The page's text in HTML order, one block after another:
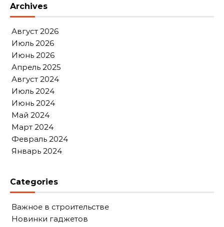
Archives
Август 2026
Июль 2026
Июнь 2026
Апрель 2025
Август 2024
Июль 2024
Июнь 2024
Май 2024
Март 2024
Февраль 2024
Январь 2024
Categories
Важное в строительстве
Новинки гаджетов